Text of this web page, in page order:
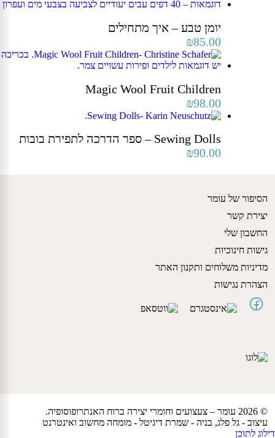
יומן טבע – איך מתחילים
₪85.00
Magic Wool Fruit Children
₪98.00
Sewing Dolls – ספר הדרכה לתפירת בובות
₪90.00
הסיפור של עומר
יצירת קשר
החשבון שלי
גישות חינוכיות
מדיניות משלוחים ותקנון האתר
הצהרת נגישות
© 2026 עומר – צעצועים וחומרי יצירה ברוח האנתרופוסופיה.
עיצוב - גל פלג, בניה - שמרת דיגיטל - מומחה מחשוב ואינטרנט
דילוג לתוכן